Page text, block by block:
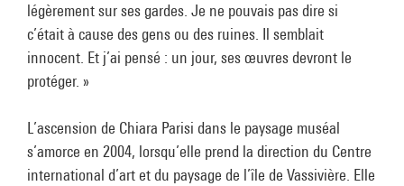
légèrement sur ses gardes. Je ne pouvais pas dire si
c’était à cause des gens ou des ruines. Il semblait
innocent. Et j’ai pensé : un jour, ses œuvres devront le
protéger. »
L’ascension de Chiara Parisi dans le paysage muséal
s’amorce en 2004, lorsqu’elle prend la direction du Centre
international d’art et du paysage de l’île de Vassivière. Elle